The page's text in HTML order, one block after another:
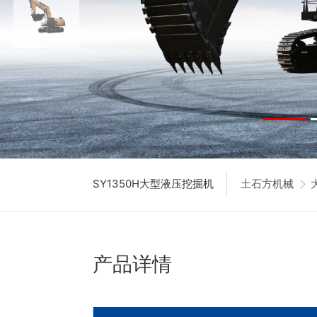
SY1350H大型液压挖掘机 土石方机械
产品详情